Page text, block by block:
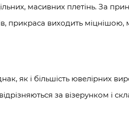
масивних плетінь. За
прикраса виходить
як і більшість ювелірних
за візерунком і